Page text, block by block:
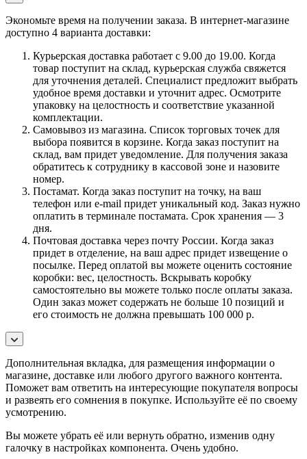
Экономьте время на получении заказа. В интернет-магазине
доступно 4 варианта доставки:
Курьерская доставка работает с 9.00 до 19.00. Когда
товар поступит на склад, курьерская служба свяжется
для уточнения деталей. Специалист предложит выбрать
удобное время доставки и уточнит адрес. Осмотрите
упаковку на целостность и соответствие указанной
комплектации.
Самовывоз из магазина. Список торговых точек для
выбора появится в корзине. Когда заказ поступит на
склад, вам придет уведомление. Для получения заказа
обратитесь к сотруднику в кассовой зоне и назовите
номер.
Постамат. Когда заказ поступит на точку, на ваш
телефон или e-mail придет уникальный код. Заказ нужно
оплатить в терминале постамата. Срок хранения — 3
дня.
Почтовая доставка через почту России. Когда заказ
придет в отделение, на ваш адрес придет извещение о
посылке. Перед оплатой вы можете оценить состояние
коробки: вес, целостность. Вскрывать коробку
самостоятельно вы можете только после оплаты заказа.
Один заказ может содержать не больше 10 позиций и
его стоимость не должна превышать 100 000 р.
Дополнительная вкладка, для размещения информации о
магазине, доставке или любого другого важного контента.
Поможет вам ответить на интересующие покупателя вопросы
и развеять его сомнения в покупке. Используйте её по своему
усмотрению.
Вы можете убрать её или вернуть обратно, изменив одну
галочку в настройках компонента. Очень удобно.